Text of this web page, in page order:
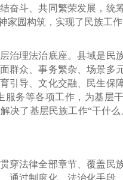
奋斗、共同繁荣发展，统
园构筑，实现了民族工作
治理法治底座。县域是民
群众、事务繁杂、场景多
引导、文化交融、民生保
务等各项工作，为基层
决了基层民族工作“干什
穿法律全部章节、覆盖民
通过制度化、法治化手段